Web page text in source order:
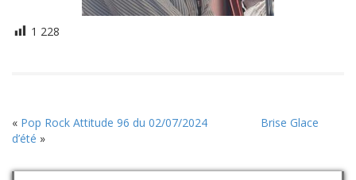
1 228
« Pop Rock Attitude 96 du 02/07/2024
Brise Glace
d’été »